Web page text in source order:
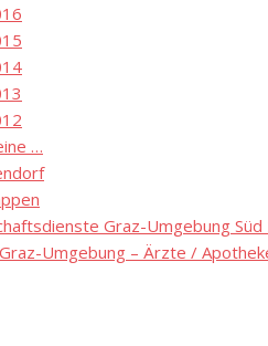
…
Graz-Umgebung
Umgebung – Ärzte /